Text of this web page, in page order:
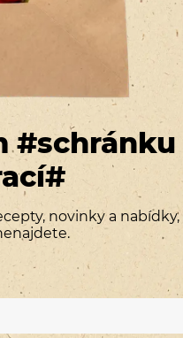
#schránku
novinky a nabídky,